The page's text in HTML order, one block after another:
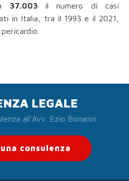
37.003 il numero di casi
in Italia, tra il 1993 e il 2021,
LEGALE
all'Avv. Ezio Bonanni
consulenza